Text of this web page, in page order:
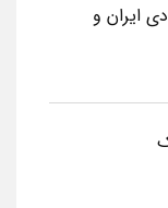
ایران و